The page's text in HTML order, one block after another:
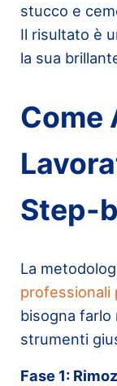
stucco e
Il risultato è
la sua
Come
Step-
La
professionali
bisogna farlo
strumenti
Fase 1: